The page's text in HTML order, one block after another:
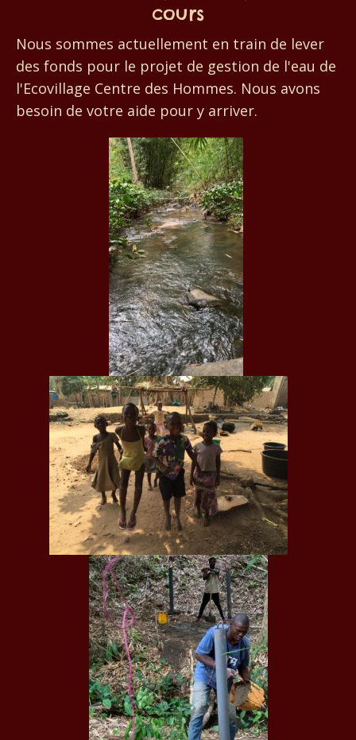
cours
Nous sommes actuellement en train de lever
des fonds pour le projet de gestion de l'eau de
l'Ecovillage Centre des Hommes. Nous avons
besoin de votre aide pour y arriver.